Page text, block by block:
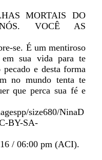
MORTAIS DO
VOCÊ AS
se. É um mentiroso
sua vida para te
e desta forma
no mundo tenta te
que perca sua fé e
size680/NinaD
BY-SA-
/ 06:00 pm (ACI).